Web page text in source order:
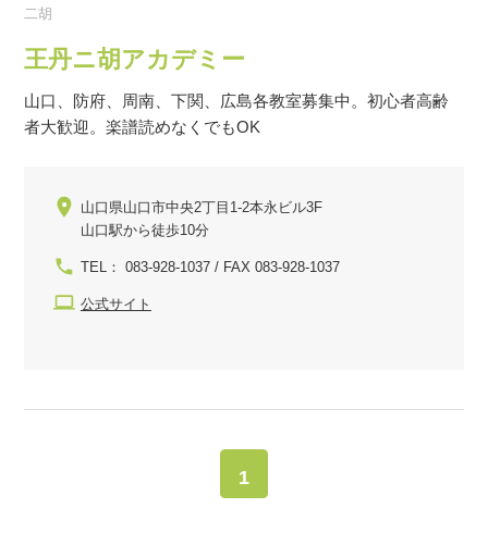
二胡
王丹ニ胡アカデミー
山口、防府、周南、下関、広島各教室募集中。初心者高齢
者大歓迎。楽譜読めなくでもOK
山口県山口市中央2丁目1-2本永ビル3F
山口駅から徒歩10分
TEL： 083-928-1037 / FAX 083-928-1037
公式サイト
1